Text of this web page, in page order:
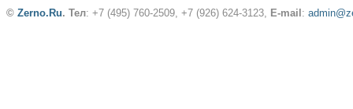
© Zerno.Ru. Тел: +7 (495) 760-2509, +7 (926) 624-3123, E-mail :